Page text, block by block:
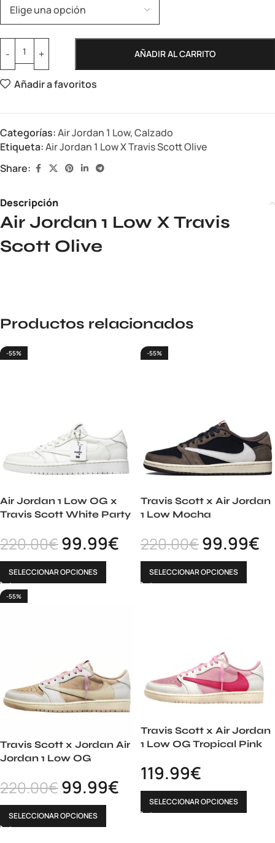
AÑADIR AL CARRITO
Añadir a favoritos
Categorías:Air Jordan 1 Low,Calzado
Etiqueta:Air Jordan 1 Low X Travis Scott Olive
Share:
Descripción
Air Jordan 1 Low X Travis
Scott Olive
Productos relacionados
-55%
Air Jordan 1 Low OG x
Travis Scott White Party
220.00€99.99€
SELECCIONAR OPCIONES
-55%
Travis Scott x Air Jordan
1 Low Mocha
220.00€99.99€
SELECCIONAR OPCIONES
-55%
Travis Scott x Jordan Air
Jordan 1 Low OG
220.00€99.99€
SELECCIONAR OPCIONES
Travis Scott x Air Jordan
1 Low OG Tropical Pink
119.99€
SELECCIONAR OPCIONES